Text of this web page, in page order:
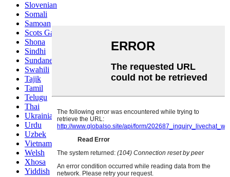
Slovenian
Somali
Samoan
Scots Gaelic
Shona
Sindhi
Sundanese
Swahili
Tajik
Tamil
Telugu
Thai
Ukrainian
Urdu
Uzbek
Vietnamese
Welsh
Xhosa
Yiddish